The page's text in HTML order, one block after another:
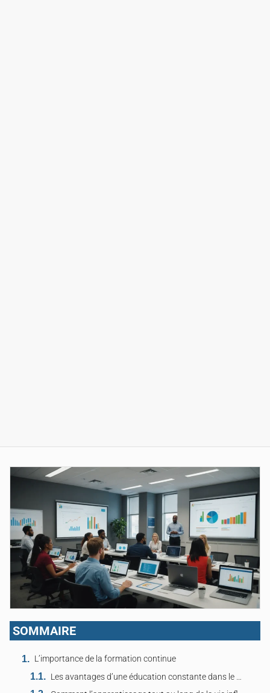
SOMMAIRE
L’importance de la formation continue
Les avantages d’une éducation constante dans le monde professionnel